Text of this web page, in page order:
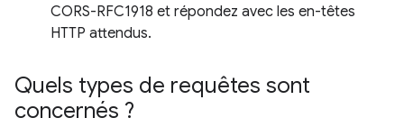
CORS-RFC1918 et répondez avec les en-têtes
HTTP attendus.
Quels types de requêtes sont
concernés ?